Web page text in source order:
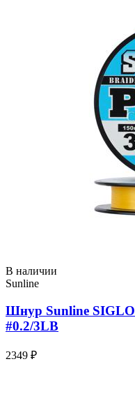
В наличии
Sunline
Шнур Sunline
#0.2/3LB
2349 ₽